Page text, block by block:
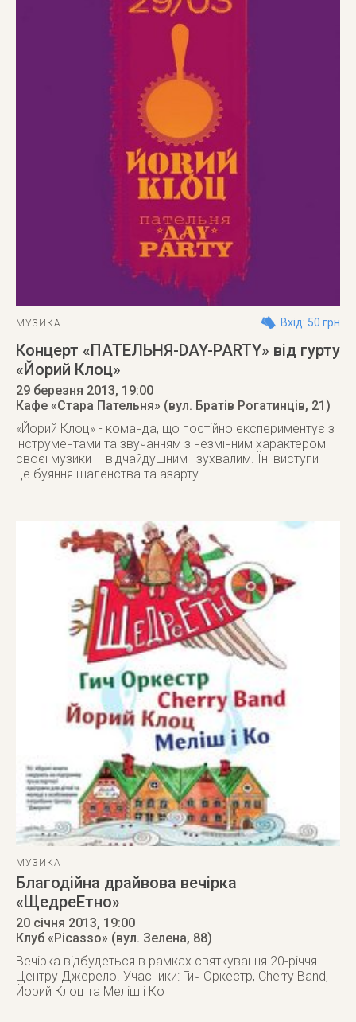
МУЗИКА Вхід: 50 грн
Концерт «ПАТЕЛЬНЯ-DAY-PARTY» від гурту
«Йорий Клоц»
29 березня 2013, 19:00
Кафе «Стара Пательня» (вул. Братів Рогатинців, 21)
«Йорий Клоц» - команда, що постійно експериментує з
інструментами та звучанням з незмінним характером
своєї музики – відчайдушним і зухвалим. Їні виступи –
це буяння шаленства та азарту
МУЗИКА
Благодійна драйвова вечірка
«ЩедреЕтно»
20 січня 2013, 19:00
Клуб «Picasso» (вул. Зелена, 88)
Вечірка відбудеться в рамках святкування 20-річчя
Центру Джерело. Учасники: Гич Оркестр, Cherry Band,
Йорий Клоц та Меліш і Ко